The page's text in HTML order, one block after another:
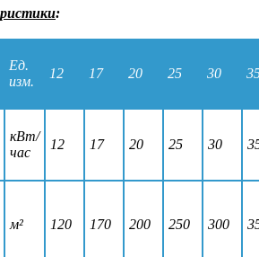
:
Ед.
изм.
12 17 20 25 30
кВт/
час
12 17 20 25 30
м² 120 170 200 250 300